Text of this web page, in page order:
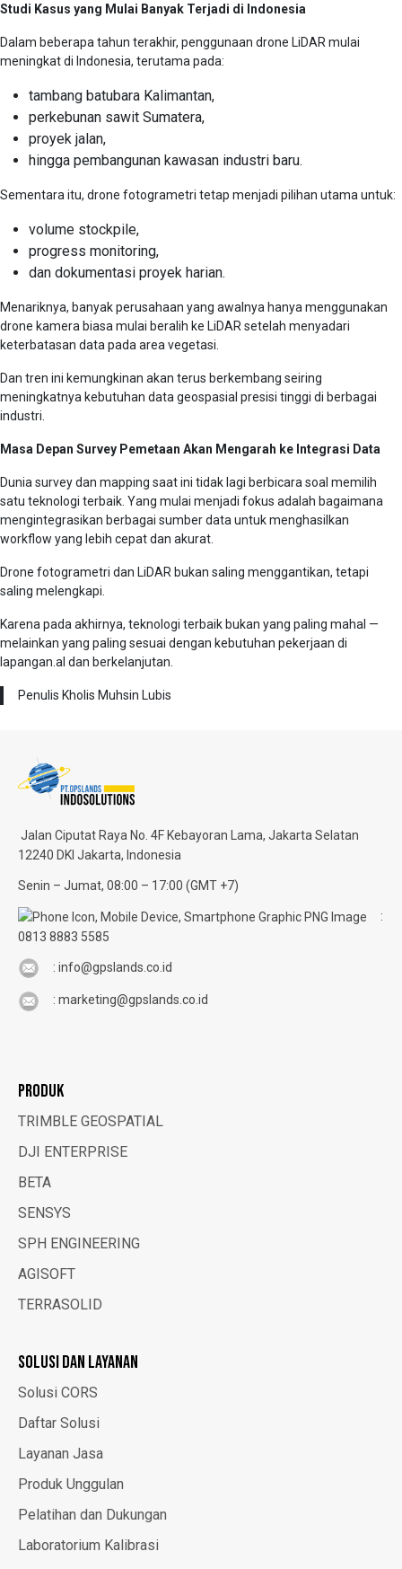
Studi Kasus yang Mulai Banyak Terjadi di Indonesia
Dalam beberapa tahun terakhir, penggunaan drone LiDAR mulai
meningkat di Indonesia, terutama pada:
tambang batubara Kalimantan,
perkebunan sawit Sumatera,
proyek jalan,
hingga pembangunan kawasan industri baru.
Sementara itu, drone fotogrametri tetap menjadi pilihan utama untuk:
volume stockpile,
progress monitoring,
dan dokumentasi proyek harian.
Menariknya, banyak perusahaan yang awalnya hanya menggunakan
drone kamera biasa mulai beralih ke LiDAR setelah menyadari
keterbatasan data pada area vegetasi.
Dan tren ini kemungkinan akan terus berkembang seiring
meningkatnya kebutuhan data geospasial presisi tinggi di berbagai
industri.
Masa Depan Survey Pemetaan Akan Mengarah ke Integrasi Data
Dunia survey dan mapping saat ini tidak lagi berbicara soal memilih
satu teknologi terbaik. Yang mulai menjadi fokus adalah bagaimana
mengintegrasikan berbagai sumber data untuk menghasilkan
workflow yang lebih cepat dan akurat.
Drone fotogrametri dan LiDAR bukan saling menggantikan, tetapi
saling melengkapi.
Karena pada akhirnya, teknologi terbaik bukan yang paling mahal —
melainkan yang paling sesuai dengan kebutuhan pekerjaan di
lapangan.al dan berkelanjutan.
Penulis Kholis Muhsin Lubis
Jalan Ciputat Raya No. 4F Kebayoran Lama, Jakarta Selatan
12240 DKI Jakarta, Indonesia
Senin – Jumat, 08:00 – 17:00 (GMT +7)
:
0813 8883 5585
: info@gpslands.co.id
: marketing@gpslands.co.id
PRODUK
TRIMBLE GEOSPATIAL
DJI ENTERPRISE
BETA
SENSYS
SPH ENGINEERING
AGISOFT
TERRASOLID
SOLUSI DAN LAYANAN
Solusi CORS
Daftar Solusi
Layanan Jasa
Produk Unggulan
Pelatihan dan Dukungan
Laboratorium Kalibrasi